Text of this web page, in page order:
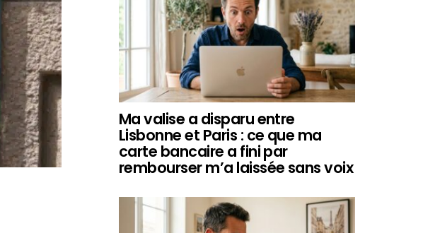
Ma valise a disparu entre
Lisbonne et Paris : ce que ma
carte bancaire a fini par
rembourser m’a laissée sans voix